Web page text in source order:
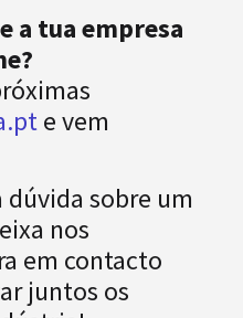
a tua empresa
e vem
sobre um
nos
em contacto
juntos os